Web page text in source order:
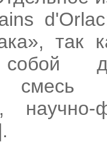
так
собой
смесь
научно-